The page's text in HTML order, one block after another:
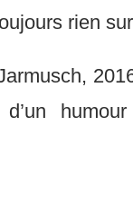
rien